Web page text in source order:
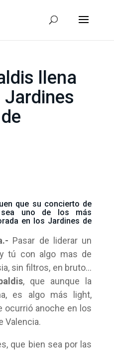
llena
Jardines
que su concierto de
sea uno de los más
en los Jardines de
Pasar de liderar un
tú con algo mas de
sin filtros, en bruto…
, que aunque la
es algo más light,
ocurrió anoche en los
Valencia.
que bien sea por las